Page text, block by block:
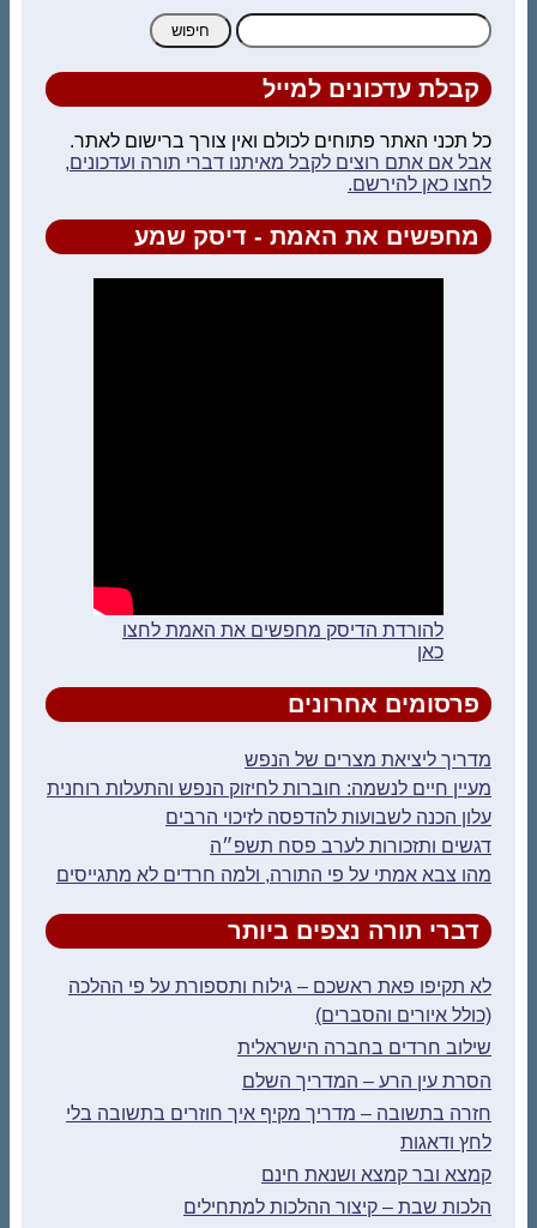
חיפוש:
קבלת עדכונים למייל
כל תכני האתר פתוחים לכולם ואין צורך ברישום לאתר.
אבל אם אתם רוצים לקבל מאיתנו דברי תורה ועדכונים,
לחצו כאן להירשם.
מחפשים את האמת - דיסק שמע
להורדת הדיסק מחפשים את האמת לחצו
כאן
פרסומים אחרונים
מדריך ליציאת מצרים של הנפש
מעיין חיים לנשמה: חוברות לחיזוק הנפש והתעלות רוחנית
עלון הכנה לשבועות להדפסה לזיכוי הרבים
דגשים ותזכורות לערב פסח תשפ״ה
מהו צבא אמתי על פי התורה, ולמה חרדים לא מתגייסים
דברי תורה נצפים ביותר
לא תקיפו פאת ראשכם – גילוח ותספורת על פי ההלכה
(כולל איורים והסברים)
שילוב חרדים בחברה הישראלית
הסרת עין הרע – המדריך השלם
חזרה בתשובה – מדריך מקיף איך חוזרים בתשובה בלי
לחץ ודאגות
קמצא ובר קמצא ושנאת חינם
הלכות שבת – קיצור ההלכות למתחילים